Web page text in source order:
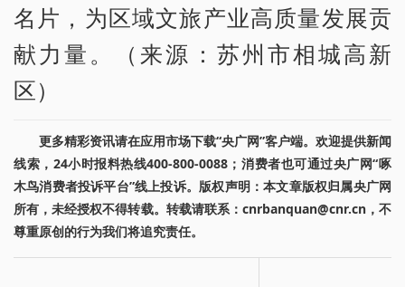
名片，为区域文旅产业高质量发展贡
献力量。（来源：苏州市相城高新
区）
更多精彩资讯请在应用市场下载“央广网”客户端。欢迎提供新闻
线索，24小时报料热线400-800-0088；消费者也可通过央广网“啄
木鸟消费者投诉平台”线上投诉。版权声明：本文章版权归属央广网
所有，未经授权不得转载。转载请联系：cnrbanquan@cnr.cn，不
尊重原创的行为我们将追究责任。